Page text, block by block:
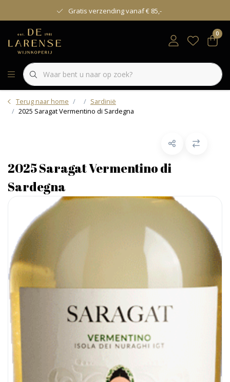
Gratis verzending vanaf € 85,-
0
Terug naar home
Sardinië
2025 Saragat Vermentino di Sardegna
2025 Saragat Vermentino di
Sardegna